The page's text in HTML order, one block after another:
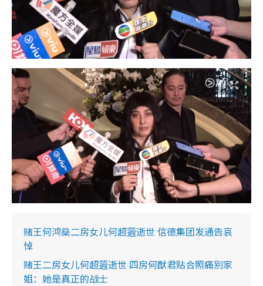
赌王何鸿燊二房女儿何超蕸逝世 信德集团发通告哀
悼
赌王二房女儿何超蕸逝世 四房何猷君贴合照痛别家
姐：她是真正的战士